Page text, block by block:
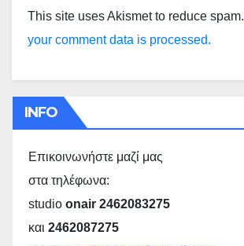
This site uses Akismet to reduce spam.
your comment data is processed.
INFO
Επικοινωνήστε μαζί μας
στα τηλέφωνα:
studio onair 2462083275
και 2462087275